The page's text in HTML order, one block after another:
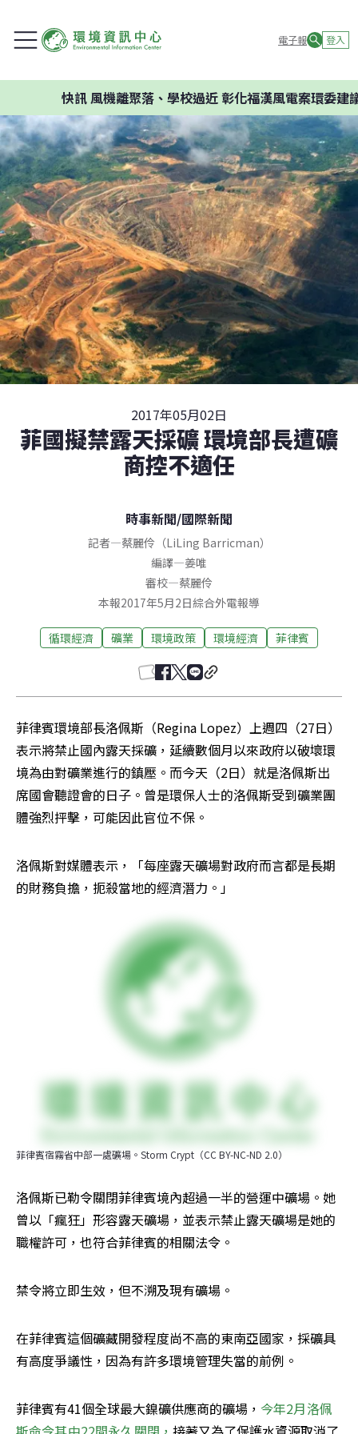
電子報 登入
快訊風機離聚落、學校過近 彰化福漢風電案環委建議不
2017年05月02日
菲國擬禁露天採礦 環境部長遭礦
商控不適任
時事新聞/國際新聞
記者—蔡麗伶（LiLing Barricman）
編譯—姜唯
審校—蔡麗伶
本報2017年5月2日綜合外電報導
循環經濟 礦業 環境政策 環境經濟 菲律賓
菲律賓環境部長洛佩斯（Regina Lopez）上週四（27日）
表示將禁止國內露天採礦，延續數個月以來政府以破壞環
境為由對礦業進行的鎮壓。而今天（2日）就是洛佩斯出
席國會聽證會的日子。曾是環保人士的洛佩斯受到礦業團
體強烈抨擊，可能因此官位不保。
洛佩斯對媒體表示，「每座露天礦場對政府而言都是長期
的財務負擔，扼殺當地的經濟潛力。」
菲律賓宿霧省中部一處礦場。Storm Crypt（CC BY-NC-ND 2.0）
洛佩斯已勒令關閉菲律賓境內超過一半的營運中礦場。她
曾以「瘋狂」形容露天礦場，並表示禁止露天礦場是她的
職權許可，也符合菲律賓的相關法令。
禁令將立即生效，但不溯及現有礦場。
在菲律賓這個礦藏開發程度尚不高的東南亞國家，採礦具
有高度爭議性，因為有許多環境管理失當的前例。
菲律賓有41個全球最大鎳礦供應商的礦場， 今年2月洛佩